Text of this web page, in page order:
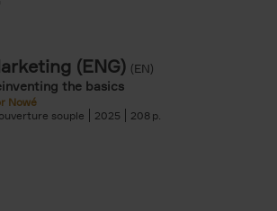
(ENG) (EN)
the basics
Nowé
souple
2025 208